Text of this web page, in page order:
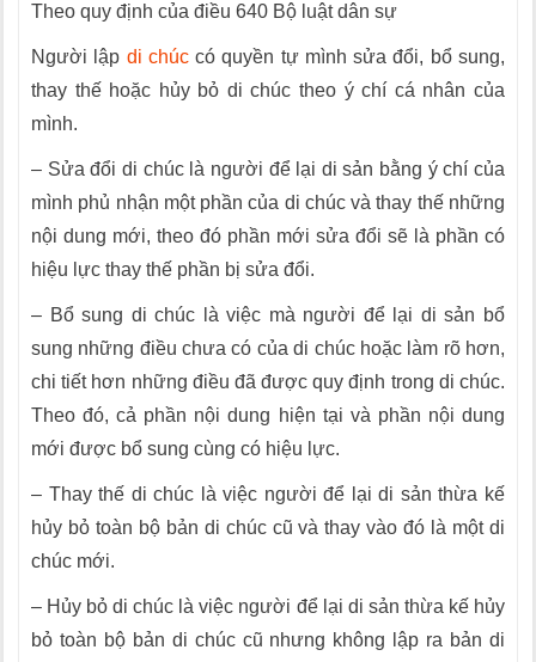
Theo quy định của điều 640 Bộ luật dân sự
Người lập di chúccó quyền tự mình sửa đổi, bổ sung,
thay thế hoặc hủy bỏ di chúc theo ý chí cá nhân của
mình.
– Sửa đổi di chúc là người để lại di sản bằng ý chí của
mình phủ nhận một phần của di chúc và thay thế những
nội dung mới, theo đó phần mới sửa đổi sẽ là phần có
hiệu lực thay thế phần bị sửa đổi.
– Bổ sung di chúc là việc mà người để lại di sản bổ
sung những điều chưa có của di chúc hoặc làm rõ hơn,
chi tiết hơn những điều đã được quy định trong di chúc.
Theo đó, cả phần nội dung hiện tại và phần nội dung
mới được bổ sung cùng có hiệu lực.
– Thay thế di chúc là việc người để lại di sản thừa kế
hủy bỏ toàn bộ bản di chúc cũ và thay vào đó là một di
chúc mới.
– Hủy bỏ di chúc là việc người để lại di sản thừa kế hủy
bỏ toàn bộ bản di chúc cũ nhưng không lập ra bản di